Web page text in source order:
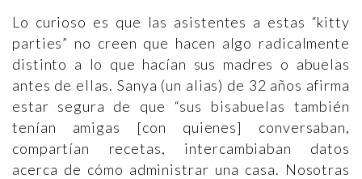
Lo curioso es que las asistentes a estas “kitty
parties” no creen que hacen algo radicalmente
distinto a lo que hacían sus madres o abuelas
antes de ellas. Sanya (un alias) de 32 años afirma
estar segura de que “sus bisabuelas también
tenían amigas [con quienes] conversaban,
compartían recetas, intercambiaban datos
acerca de cómo administrar una casa. Nosotras